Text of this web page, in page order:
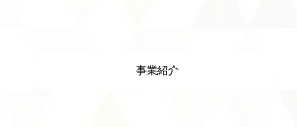
事業紹介